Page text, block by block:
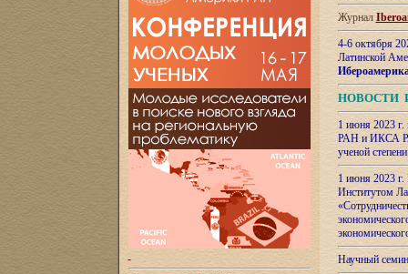
Журнал
4-6 октября
Латинской
НОВОСТИ
1 июня 2023
РАН и ИКСА
ученой
1 июня 2023
Институтом
Научный